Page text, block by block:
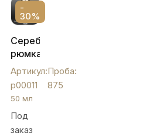
-
30%
Серебряная
рюмка
Кубачи
красивым
орнаментом,
р00011
Артикул:
р00011
Проба:
875
50 мл
Под
заказ